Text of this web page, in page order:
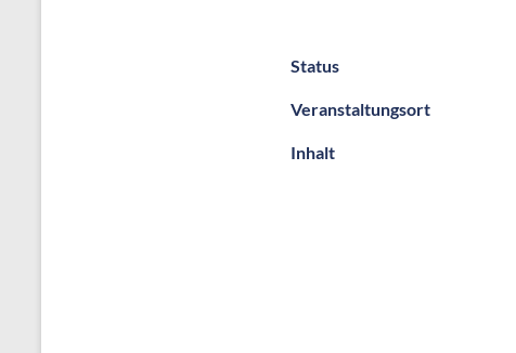
Status
Veranstaltungsort
Inhalt